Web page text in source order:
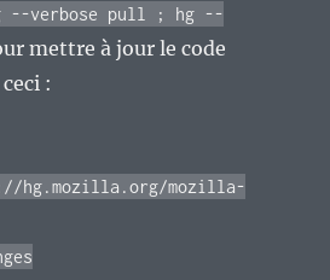
--verbose pull ; hg --
mettre à jour le code
:
hg.mozilla.org/mozilla-